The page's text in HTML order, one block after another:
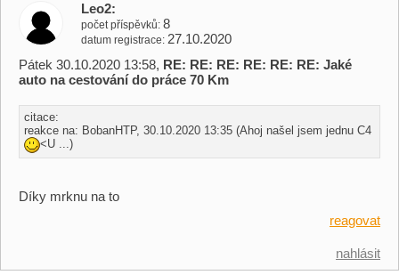
Leo2
počet příspěvků 8
datum registrace 27.10.2020
Pátek 30.10.2020 13:58, RE: RE: RE: RE: RE: RE: Jaké
auto na cestování do práce 70 Km
citace:
reakce na: BobanHTP, 30.10.2020 13:35 (Ahoj našel jsem jednu C4
<U ...)
Díky mrknu na to
reagovat
nahlásit